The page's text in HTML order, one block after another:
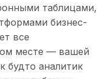
таблицами,
бизнес-
все
месте — вашей
будто аналитик